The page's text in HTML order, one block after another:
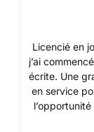
Licencié en
j’ai
écrite. Une
en service